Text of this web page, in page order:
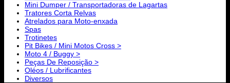
Mini Dumper / Transportadoras de Lagartas
Tratores Corta Relvas
Atrelados para Moto-enxada
Spas
Trotinetes
Pit Bikes / Mini Motos Cross >
Moto 4 / Buggy >
Peças De Reposição >
Oléos / Lubrificantes
Diversos